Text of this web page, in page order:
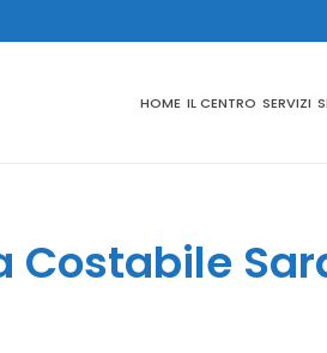
HOME IL CENTRO SERVIZI
Costabile